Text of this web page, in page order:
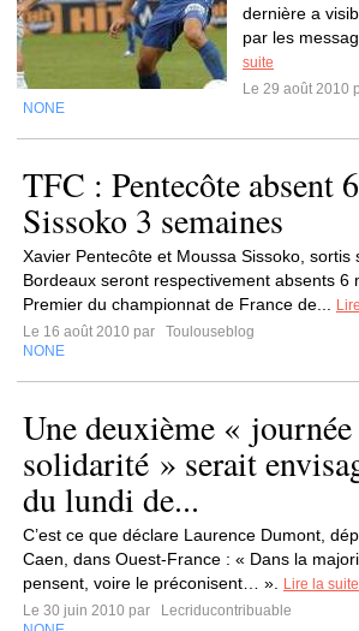
dernière a
par les
suite
Le 29 août 2010
NONE
TFC : Pentecôte absent
Sissoko 3 semaines
Xavier Pentecôte et Moussa Sissoko, sortis
Bordeaux seront respectivement absents 6
Premier du championnat de France de...
Le 16 août 2010 par
Toulouseblog
NONE
Une deuxième « journée
solidarité » serait
du lundi de...
C’est ce que déclare Laurence Dumont,
Caen, dans Ouest-France : « Dans la
pensent, voire le préconisent… ».
Lire la suite
Le 30 juin 2010 par
Lecriducontribuable